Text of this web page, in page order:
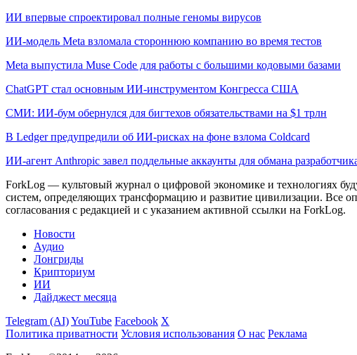
ИИ впервые спроектировал полные геномы вирусов
ИИ-модель Meta взломала стороннюю компанию во время тестов
Meta выпустила Muse Code для работы с большими кодовыми базами
ChatGPT стал основным ИИ-инструментом Конгресса США
СМИ: ИИ-бум обернулся для бигтехов обязательствами на $1 трлн
В Ledger предупредили об ИИ-рисках на фоне взлома Coldcard
ИИ-агент Anthropic завел поддельные аккаунты для обмана
ForkLog — культовый журнал о цифровой экономике и технологиях
систем, определяющих трансформацию и развитие цивилизации. Все
согласования с редакцией и с указанием активной ссылки на ForkLog.
Новости
Аудио
Лонгриды
Крипториум
ИИ
Дайджест месяца
Telegram (AI)YouTube Facebook X
Политика приватности Условия использования О нас Реклама